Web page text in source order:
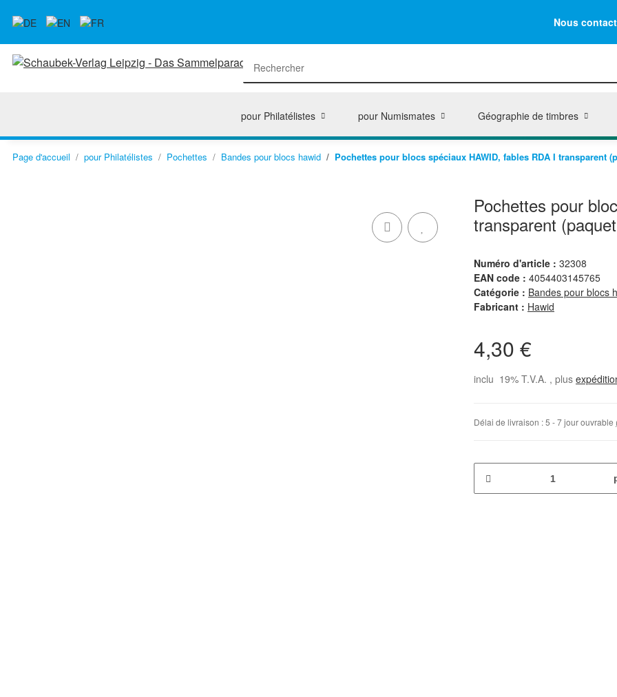
Nous
pour Philatélistes pour Numismates Géographie de timbres
Page d'accueil pour Philatélistes Pochettes Bandes pour blocs hawid Pochettes pour blocs spéciaux HAWID, fables RDA I transparent
Pochettes pour
transparent
Numéro d'article : 32308
EAN code : 4054403145765
Catégorie : Bandes pour blocs
Fabricant : Hawid
4,30 €
inclu 19% T.V.A. , plus
Délai de livraison :5 - 7 jour ouvrable